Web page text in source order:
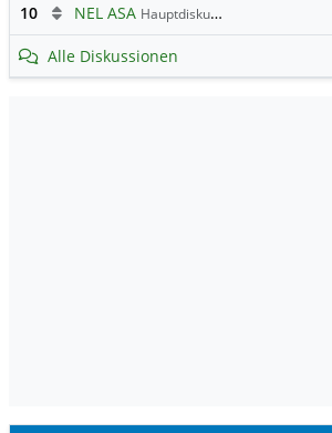
10 NEL ASA Hauptdiskussion
Alle Diskussionen